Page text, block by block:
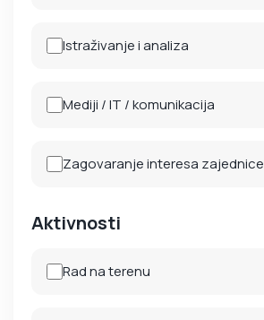
Istraživanje i analiza
Mediji / IT / komunikacija
Zagovaranje interesa zajednice
Aktivnosti
Rad na terenu